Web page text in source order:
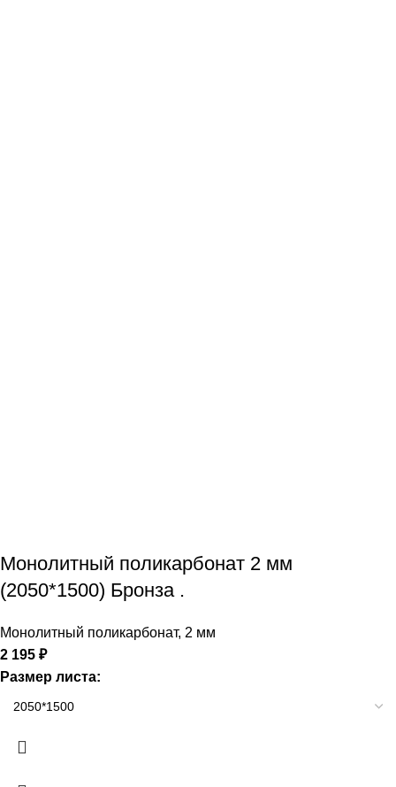
Монолитный поликарбонат 2 мм
(2050*1500) Бронза .
Монолитный поликарбонат, 2 мм
2 195 ₽
Размер листа: